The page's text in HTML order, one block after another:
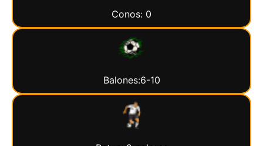
Conos: 0
Balones:6-10